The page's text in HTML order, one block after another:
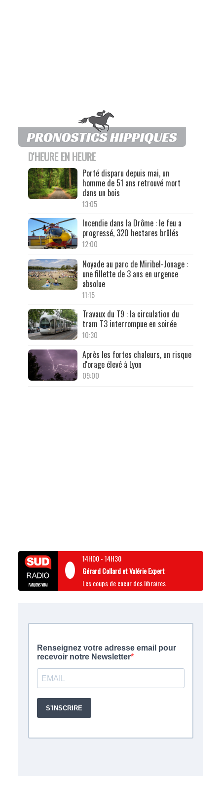
D'HEURE EN HEURE
Porté disparu depuis mai, un
homme de 51 ans retrouvé mort
dans un bois
13:05
Incendie dans la Drôme : le feu a
progressé, 320 hectares brûlés
12:00
Noyade au parc de Miribel-Jonage :
une fillette de 3 ans en urgence
absolue
11:15
Travaux du T9 : la circulation du
tram T3 interrompue en soirée
10:30
Après les fortes chaleurs, un risque
d'orage élevé à Lyon
09:00
14H00-14H30
Gérard Collard et Valérie Expert
Les coups de coeur des libraires